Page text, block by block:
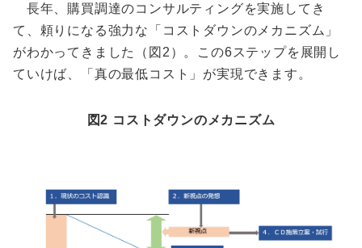
長年、購買調達のコンサルティングを実施してき
て、頼りになる強力な「コストダウンのメカニズム」
がわかってきました（図2）。この6ステップを展開し
ていけば、「真の最低コスト」が実現できます。
図2 コストダウンのメカニズム